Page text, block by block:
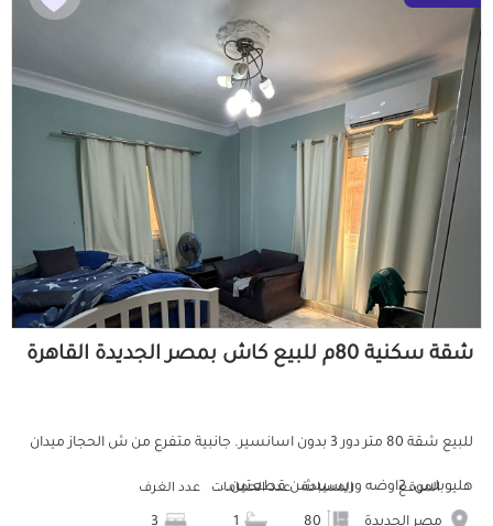
شقة سكنية 80م للبيع كاش بمصر الجديدة القاهرة
للبيع شقة 80 متر دور 3 بدون اسانسير. جانبية متفرع من ش الحجاز ميدان
هليوبلس. 2اوضه وريسيبشن قطعتين...
الموقع
مصر الجديدة
المساحة عدد الحمامات عدد الغرف